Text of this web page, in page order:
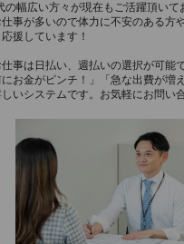
の幅広い方々が現在もご活躍頂いて
事が多いので体力に不安のある方
援しています！
事は日払い、週払いの選択が可能
にお金がピンチ！」「急な出費が増
いシステムです。お気軽にお問い